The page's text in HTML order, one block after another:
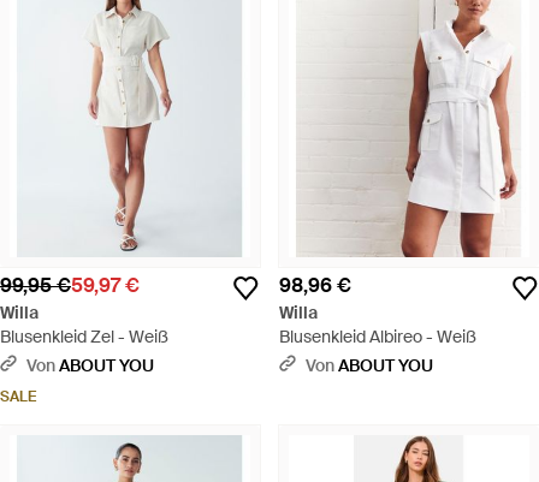
99,95 €59,97 €
Willa
Blusenkleid Zel - Weiß
VonABOUT YOU
SALE
98,96 €
Willa
Blusenkleid Albireo - Weiß
VonABOUT YOU